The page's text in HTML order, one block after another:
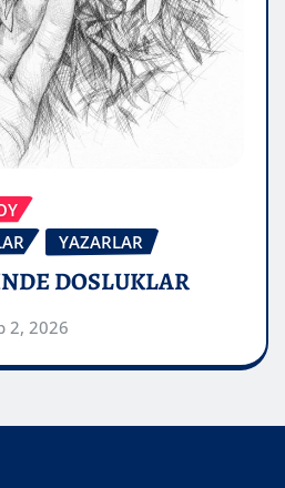
YAZARLAR
DOSLUKLAR
2, 2026